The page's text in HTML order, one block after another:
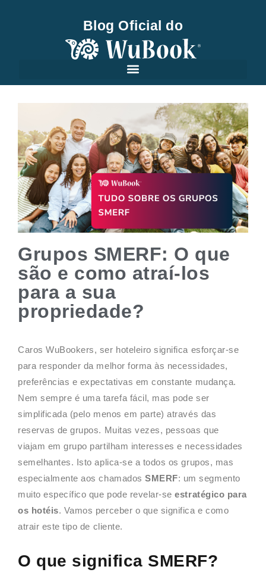
Blog Oficial do
Grupos SMERF: O que
são e como atraí-los
para a sua
propriedade?
Caros WuBookers, ser hoteleiro significa esforçar-se
para responder da melhor forma às necessidades,
preferências e expectativas em constante mudança.
Nem sempre é uma tarefa fácil, mas pode ser
simplificada (pelo menos em parte) através das
reservas de grupos. Muitas vezes, pessoas que
viajam em grupo partilham interesses e necessidades
semelhantes. Isto aplica-se a todos os grupos, mas
especialmente aos chamadosSMERF: um segmento
muito específico que pode revelar-seestratégico para
os hotéis. Vamos perceber o que significa e como
atrair este tipo de cliente.
O que significa SMERF?